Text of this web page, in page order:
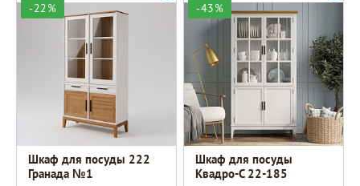
-22%
Шкаф для посуды 222
Гранада №1
-43%
Шкаф для посуды
Квадро-С 22-185